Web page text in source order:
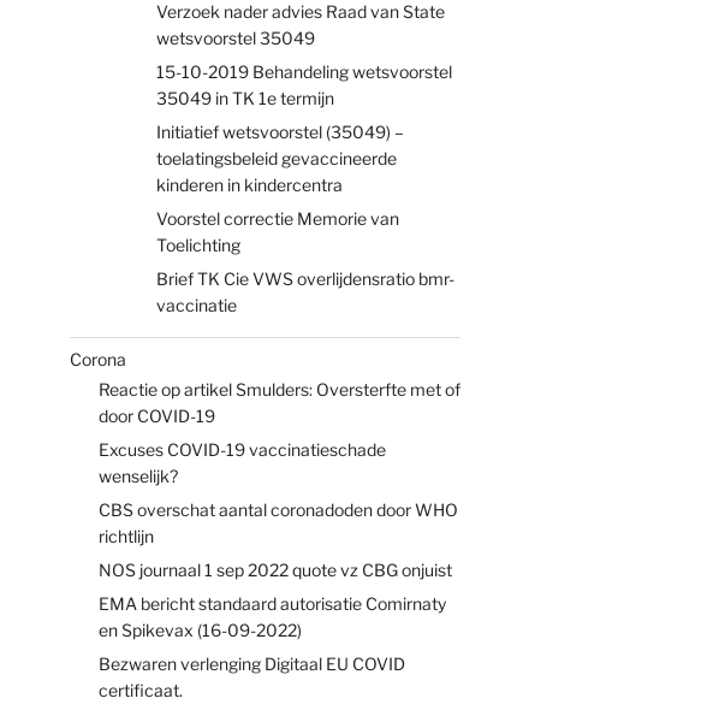
Verzoek nader advies Raad van State
wetsvoorstel 35049
15-10-2019 Behandeling wetsvoorstel
35049 in TK 1e termijn
Initiatief wetsvoorstel (35049) –
toelatingsbeleid gevaccineerde
kinderen in kindercentra
Voorstel correctie Memorie van
Toelichting
Brief TK Cie VWS overlijdensratio bmr-
vaccinatie
Corona
Reactie op artikel Smulders: Oversterfte met of
door COVID-19
Excuses COVID-19 vaccinatieschade
wenselijk?
CBS overschat aantal coronadoden door WHO
richtlijn
NOS journaal 1 sep 2022 quote vz CBG onjuist
EMA bericht standaard autorisatie Comirnaty
en Spikevax (16-09-2022)
Bezwaren verlenging Digitaal EU COVID
certificaat.